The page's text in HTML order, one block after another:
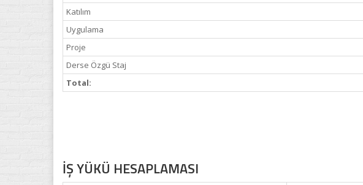
Katılım
Uygulama
Proje
Derse Özgü Staj
Total:
İŞ YÜKÜ HESAPLAMASI